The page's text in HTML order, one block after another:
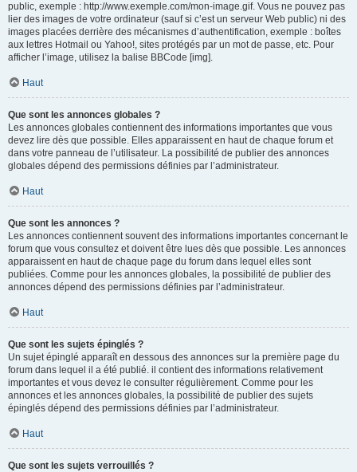
public, exemple : http://www.exemple.com/mon-image.gif. Vous ne pouvez pas
lier des images de votre ordinateur (sauf si c’est un serveur Web public) ni des
images placées derrière des mécanismes d’authentification, exemple : boîtes
aux lettres Hotmail ou Yahoo!, sites protégés par un mot de passe, etc. Pour
afficher l’image, utilisez la balise BBCode [img].
Haut
Que sont les annonces globales ?
Les annonces globales contiennent des informations importantes que vous
devez lire dès que possible. Elles apparaissent en haut de chaque forum et
dans votre panneau de l’utilisateur. La possibilité de publier des annonces
globales dépend des permissions définies par l’administrateur.
Haut
Que sont les annonces ?
Les annonces contiennent souvent des informations importantes concernant le
forum que vous consultez et doivent être lues dès que possible. Les annonces
apparaissent en haut de chaque page du forum dans lequel elles sont
publiées. Comme pour les annonces globales, la possibilité de publier des
annonces dépend des permissions définies par l’administrateur.
Haut
Que sont les sujets épinglés ?
Un sujet épinglé apparaît en dessous des annonces sur la première page du
forum dans lequel il a été publié. il contient des informations relativement
importantes et vous devez le consulter régulièrement. Comme pour les
annonces et les annonces globales, la possibilité de publier des sujets
épinglés dépend des permissions définies par l’administrateur.
Haut
Que sont les sujets verrouillés ?